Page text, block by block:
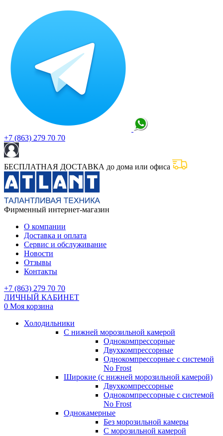
+7 (863) 279 70 70
БЕСПЛАТНАЯ ДОСТАВКА до дома или офиса
Фирменный интернет-магазин
О компании
Доставка и оплата
Сервис и обслуживание
Новости
Отзывы
Контакты
+7 (863) 279 70 70
ЛИЧНЫЙ КАБИНЕТ
0 Моя корзина
Холодильники
С нижней морозильной камерой
Однокомпрессорные
Двухкомпрессорные
Однокомпрессорные с системой
No Frost
Широкие (с нижней морозильной камерой)
Двухкомпрессорные
Однокомпрессорные с системой
No Frost
Однокамерные
Без морозильной камеры
С морозильной камерой